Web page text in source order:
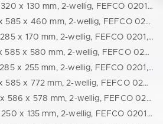
Faltkarton DD14, 380 x 320 x 130 mm, 2-wellig, FEFCO 0201, braun (77726328232)
Faltkarton DD140, 785 x 585 x 460 mm, 2-wellig, FEFCO 0201, braun (24800600460)
Faltkarton DD15, 380 x 285 x 170 mm, 2-wellig, FEFCO 0201, braun (24380240170)
Faltkarton DD150, 785 x 585 x 580 mm, 2-wellig, FEFCO 0201, braun (24780550580)
Faltkarton DD16, 385 x 285 x 255 mm, 2-wellig, FEFCO 0201, braun (24390295255)
Faltkarton DD160, 785 x 585 x 772 mm, 2-wellig, FEFCO 0201, braun (24785585772)
Faltkarton DD166, 1180 x 586 x 578 mm, 2-wellig, FEFCO 0201, braun (21186586578)
Faltkarton DD17, 400 x 250 x 135 mm, 2-wellig, FEFCO 0201, braun (24400250135)